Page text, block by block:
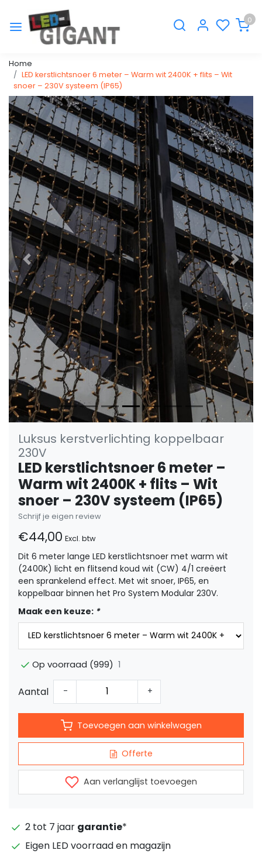
0
Home
LED kerstlichtsnoer 6 meter – Warm wit 2400K + flits – Wit
snoer – 230V systeem (IP65)
Vorige
Luksus kerstverlichting koppelbaar
230V
LED kerstlichtsnoer 6 meter –
Warm wit 2400K + flits – Wit
snoer – 230V systeem (IP65)
Schrijf je eigen review
€44,00 Excl. btw
Dit 6 meter lange LED kerstlichtsnoer met warm wit
(2400K) licht en flitsend koud wit (CW) 4/1 creëert
een sprankelend effect. Met wit snoer, IP65, en
koppelbaar binnen het Pro System Modular 230V.
Maak een keuze: *
Op voorraad (999) 1
Aantal - +
Toevoegen aan winkelwagen
Offerte
Aan verlanglijst toevoegen
2 tot 7 jaar garantie*
Eigen LED voorraad en magazijn